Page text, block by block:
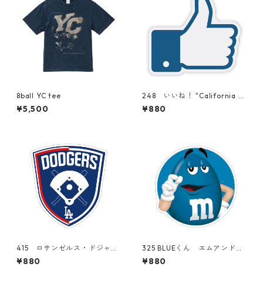
8ball YC tee
¥5,500
248 いいね！ "California M
arket Center" アメリカンス
テッカー スーツケース シ
¥880
415 ロサンゼルス・ドジャー
ス Los Angeles Dodgers M
LB 大谷翔平 "California M
¥880
325 BLUEくん エムアンドエ
ムズ M&M's mms "Californi
a Market Center" アメリカ
¥880